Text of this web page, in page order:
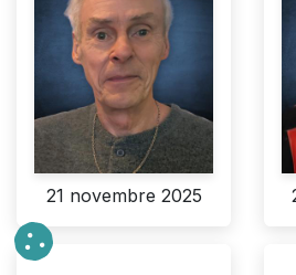
21 novembre 2025